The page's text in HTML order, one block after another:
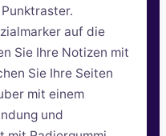
auf die
Sie Ihre Notizen mit
Sie Ihre Seiten
mit einem
und